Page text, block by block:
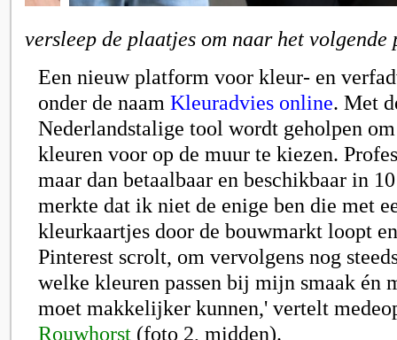
versleep de plaatjes om naar het
Een nieuw platform voor kleur- en
onder de naam Kleuradvies online. Met
Nederlandstalige tool wordt geholpen
kleuren voor op de muur te kiezen.
maar dan betaalbaar en beschikbaar in
merkte dat ik niet de enige ben die met
kleurkaartjes door de bouwmarkt loopt
Pinterest scrolt, om vervolgens nog
welke kleuren passen bij mijn smaak én
moet makkelijker kunnen,' vertelt
Rouwhorst (foto 2, midden).